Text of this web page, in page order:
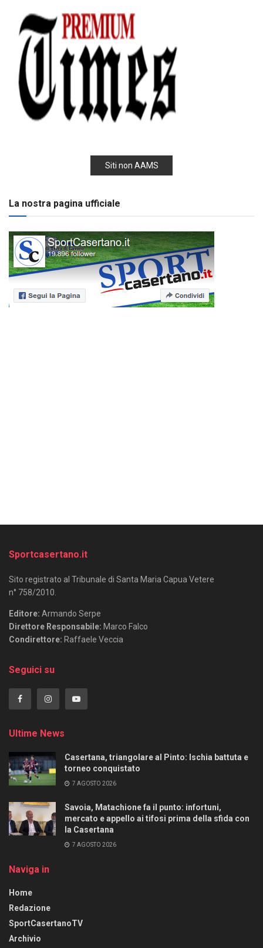
Siti non AAMS
La nostra pagina ufficiale
Sportcasertano.it
Sito registrato al Tribunale di Santa Maria Capua Vetere
n° 758/2010.
Editore: Armando Serpe
Direttore Responsabile: Marco Falco
Condirettore: Raffaele Veccia
Seguici su
Ultime News
Casertana, triangolare al Pinto: Ischia battuta e
torneo conquistato
7 AGOSTO 2026
Savoia, Matachione fa il punto: infortuni,
mercato e appello ai tifosi prima della sfida con
la Casertana
7 AGOSTO 2026
Naviga in
Home
Redazione
SportCasertanoTV
Archivio